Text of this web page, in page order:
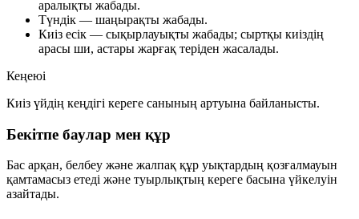
аралықты жабады.
Түндік — шаңырақты жабады.
Киіз есік — сықырлауықты жабады; сыртқы киіздің
арасы ши, астары жарғақ теріден жасалады.
Кеңеюі
Киіз үйдің кеңдігі кереге санының артуына байланысты.
Бекітпе баулар мен құр
Бас арқан, белбеу және жалпақ құр уықтардың қозғалмауын
қамтамасыз етеді және туырлықтың кереге басына үйкелуін
азайтады.